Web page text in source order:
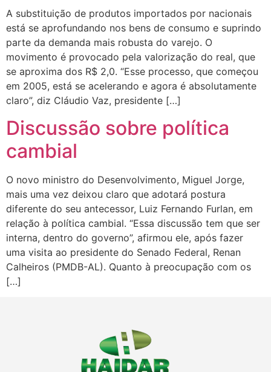
A substituição de produtos importados por nacionais
está se aprofundando nos bens de consumo e suprindo
parte da demanda mais robusta do varejo. O
movimento é provocado pela valorização do real, que
se aproxima dos R$ 2,0. “Esse processo, que começou
em 2005, está se acelerando e agora é absolutamente
claro”, diz Cláudio Vaz, presidente […]
Discussão sobre política
cambial
O novo ministro do Desenvolvimento, Miguel Jorge,
mais uma vez deixou claro que adotará postura
diferente do seu antecessor, Luiz Fernando Furlan, em
relação à política cambial. “Essa discussão tem que ser
interna, dentro do governo”, afirmou ele, após fazer
uma visita ao presidente do Senado Federal, Renan
Calheiros (PMDB-AL). Quanto à preocupação com os
[…]